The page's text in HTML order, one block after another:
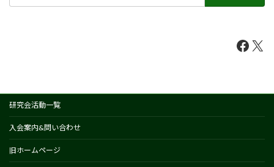
X
研究会活動一覧
入会案内&問い合わせ
旧ホームページ